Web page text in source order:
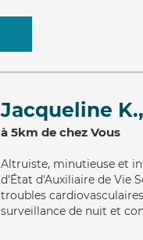
Jacqueline K.,
à 5km de chez Vous
Altruiste, minutieuse et
d'État d'Auxiliaire de Vie
troubles
surveillance de nuit et